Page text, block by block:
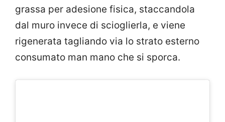
grassa per adesione fisica, staccandola
dal muro invece di scioglierla, e viene
rigenerata tagliando via lo strato esterno
consumato man mano che si sporca.